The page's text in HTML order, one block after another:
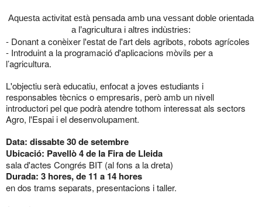
Aquesta activitat està pensada amb una vessant doble orientada
a l’agricultura i altres indùstries:
- Donant a conèixer l'estat de l'art dels agribots, robots agrícoles
- Introduint a la programació d'aplicacions mòvils per a
l’agricultura.
L'objectiu serà educatiu, enfocat a joves estudiants i
responsables tècnics o empresaris, però amb un nivell
introductori pel que podrà atendre tothom interessat als sectors
Agro, l'Espai i el desenvolupament.
Data: dissabte 30 de setembre
Ubicació: Pavellò 4 de la Fira de Lleida
sala d'actes Congrés BIT (al fons a la dreta)
Durada: 3 hores, de 11 a 14 hores
en dos trams separats, presentacions i taller.